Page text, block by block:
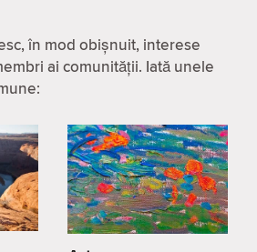
în mod obișnuit, interese
ai comunității. Iată unele